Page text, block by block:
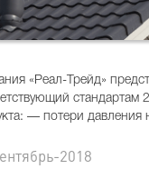
«Реал-Трейд»
стандартам
— потери давления
2018